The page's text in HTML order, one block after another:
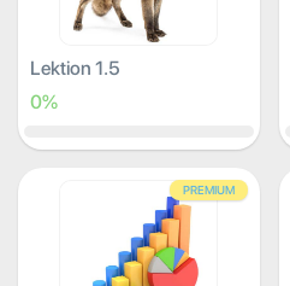
Lektion 1.5
0%
PREMIUM